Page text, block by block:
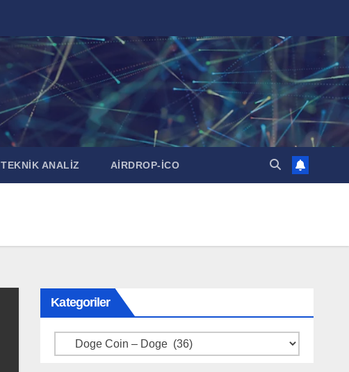
TEKNİK ANALİZ AİRDROP-İCO
Kategoriler
Kategoriler